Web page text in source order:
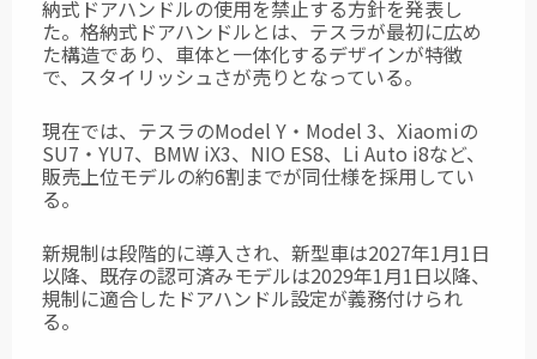
納式ドアハンドルの使用を禁止する方針を発表し
た。格納式ドアハンドルとは、テスラが最初に広め
た構造であり、車体と一体化するデザインが特徴
で、スタイリッシュさが売りとなっている。
現在では、テスラのModel Y・Model 3、Xiaomiの
SU7・YU7、BMW iX3、NIO ES8、Li Auto i8など、
販売上位モデルの約6割までが同仕様を採用してい
る。
新規制は段階的に導入され、新型車は2027年1月1日
以降、既存の認可済みモデルは2029年1月1日以降、
規制に適合したドアハンドル設定が義務付けられ
る。